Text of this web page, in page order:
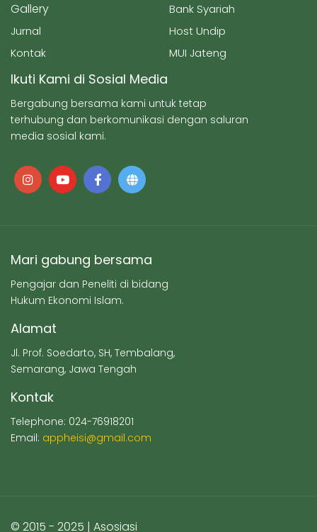
Gallery
Jurnal
Kontak
Bank Syariah
Host Undip
MUI Jateng
Ikuti Kami di Sosial Media
Bergabung bersama kami untuk tetap
terhubung dan berkomunikasi dengan saluran
media sosial kami.
Mari gabung bersama
Pengajar dan Peneliti di bidang
Hukum Ekonomi Islam.
Alamat
Jl. Prof. Soedarto, SH, Tembalang,
Semarang, Jawa Tengah
Kontak
Telephone: 024-76918201
Email: appheisi@gmail.com
© 2015 - 2025 | Asosiasi